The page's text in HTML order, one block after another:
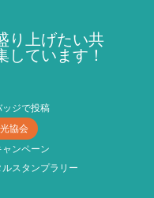
り上げたい共
ています！
ジで投稿
協会
ンペーン
スタンプラリー